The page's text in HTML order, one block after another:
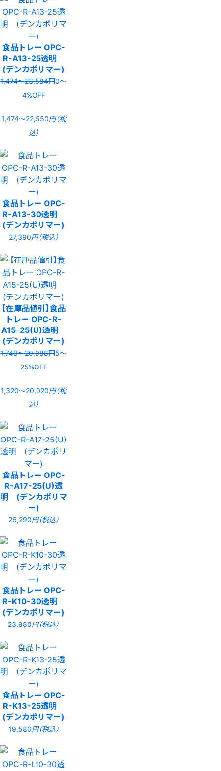
食品トレー OPC-
R-A13-25透明
(デンカポリマー)
1,474〜23,584円0〜
4%OFF
1,474〜22,550円（税
込）
食品トレー OPC-
R-A13-30透明
(デンカポリマー)
27,390円（税込）
【在庫品値引】食品
トレー OPC-R-
A15-25(U)透明
(デンカポリマー)
1,749〜20,988円5〜
25%OFF
1,320〜20,020円（税
込）
食品トレー OPC-
R-A17-25(U)透
明 (デンカポリマ
ー)
26,290円（税込）
食品トレー OPC-
R-K10-30透明
(デンカポリマー)
23,980円（税込）
食品トレー OPC-
R-K13-25透明
(デンカポリマー)
19,580円（税込）